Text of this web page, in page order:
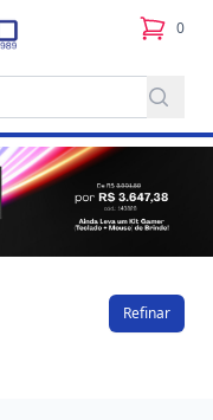
0
itens
Refinar